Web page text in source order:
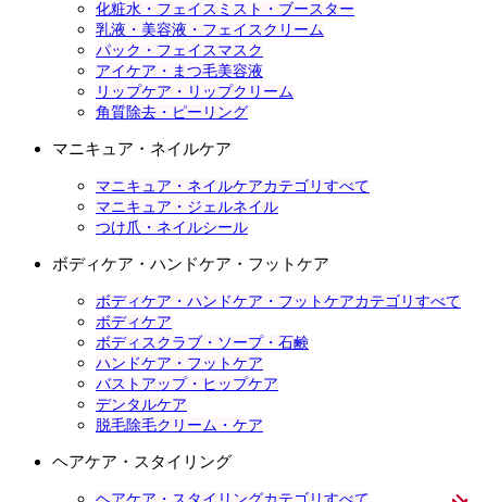
化粧水・フェイスミスト・ブースター
乳液・美容液・フェイスクリーム
パック・フェイスマスク
アイケア・まつ毛美容液
リップケア・リップクリーム
角質除去・ピーリング
マニキュア・ネイルケア
マニキュア・ネイルケアカテゴリすべて
マニキュア・ジェルネイル
つけ爪・ネイルシール
ボディケア・ハンドケア・フットケア
ボディケア・ハンドケア・フットケアカテゴリすべて
ボディケア
ボディスクラブ・ソープ・石鹸
ハンドケア・フットケア
バストアップ・ヒップケア
デンタルケア
脱毛除毛クリーム・ケア
ヘアケア・スタイリング